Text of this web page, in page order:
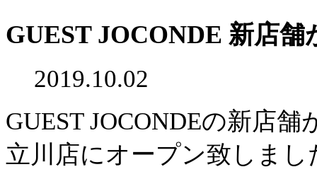
GUEST JOCONDE 新店舗
2019.10.02
GUEST JOCONDEの新店
立川店にオープン致しまし